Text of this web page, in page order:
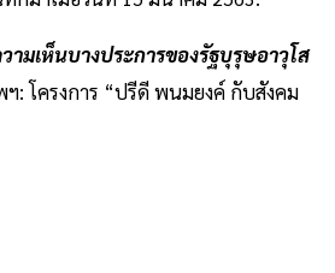
มเห็นบางประการของรัฐบุรุษอาวุโส
ฯ: โครงการ “ปรีดี พนมยงค์ กับสังคม